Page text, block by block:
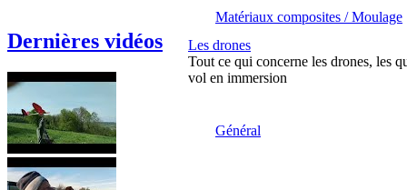
Dernières vidéos
Matériaux composites / Moulage
Les drones
Tout ce qui concerne les drones, les
vol en immersion
Général